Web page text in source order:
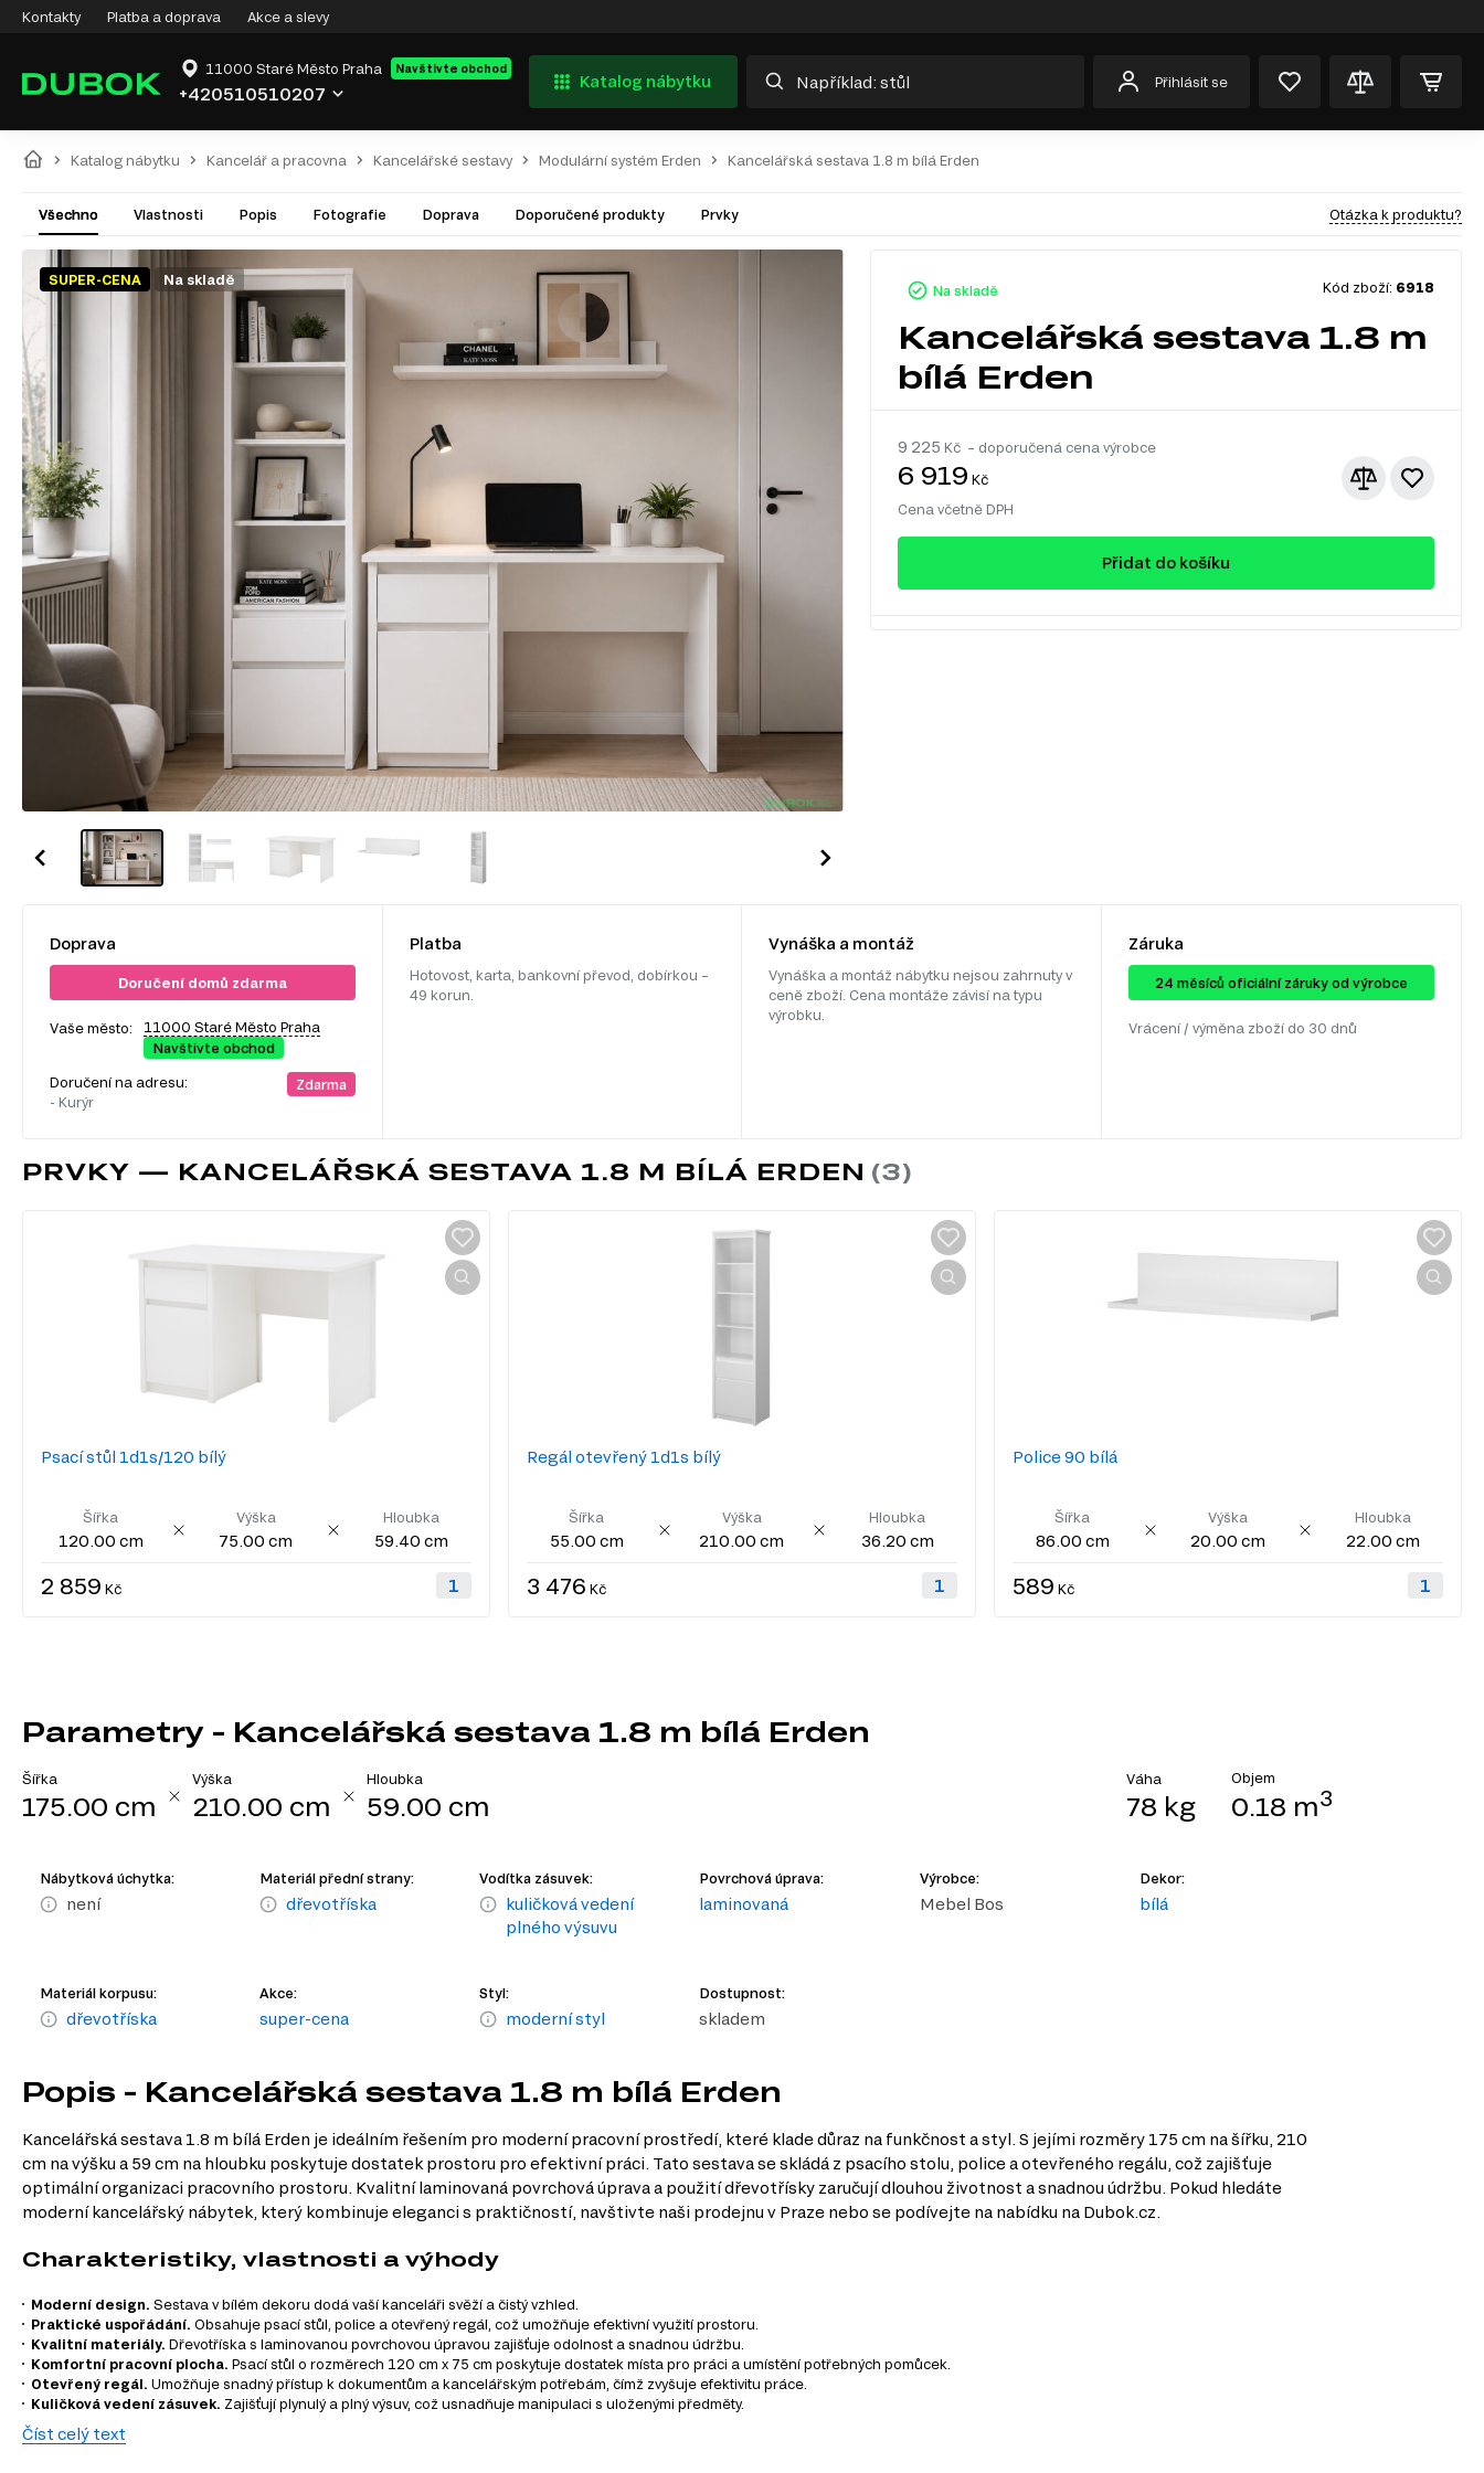
Kontakty Platba a doprava Akce a slevy
11000 Staré Město Praha Navštivte obchod
+420510510207
Katalog nábytku Přihlásit se
Katalog nábytku Kancelář a pracovna Kancelářské sestavy Modulární systém Erden Kancelářská sestava 1.8 m bílá Erden
Všechno Vlastnosti Popis Fotografie Doprava Doporučené produkty Prvky Otázka k produktu?
SUPER-CENA Na skladě
Na skladě Kód zboží: 6918
Kancelářská sestava 1.8 m
bílá Erden
9 225 Kč – doporučená cena výrobce
6 919 Kč
Cena včetně DPH
Přidat do košíku
Doprava
Doručení domů zdarma
Vaše město:
11000 Staré Město Praha
Navštivte obchod
Doručení na adresu:
- Kurýr
Zdarma
Platba
Hotovost, karta, bankovní převod, dobírkou –
49 korun.
Vynáška a montáž
Vynáška a montáž nábytku nejsou zahrnuty v
ceně zboží. Cena montáže závisí na typu
výrobku.
Záruka
24 ​​​​měsíců oficiální záruky od výrobce
Vrácení / výměna zboží do 30 dnů
PRVKY — KANCELÁŘSKÁ SESTAVA 1.8 M BÍLÁ ERDEN
Psací stůl 1d1s/120 bílý
Šířka
120.00 cm
Výška
75.00 cm
Hloubka
59.40 cm
2 859 Kč
Regál otevřený 1d1s bílý
Šířka
55.00 cm
Výška
210.00 cm
Hloubka
36.20 cm
3 476 Kč
Police 90 bílá
Šířka
86.00 cm
Výška
20.00 cm
Hloubka
22.00 cm
589 Kč
Parametry - Kancelářská sestava 1.8 m bílá Erden
Šířka
175.00 cm
Výška
210.00 cm
Hloubka
59.00 cm
Váha
78 kg
Objem
0.18 m3
Nábytková úchytka:
není
Materiál přední strany:
dřevotříska
Vodítka zásuvek:
kuličková vedení
plného výsuvu
Povrchová úprava:
laminovaná
Výrobce:
Mebel Bos
Dekor:
bílá
Materiál korpusu:
dřevotříska
Akce:
super-cena
Styl:
moderní styl
Dostupnost:
skladem
Popis - Kancelářská sestava 1.8 m bílá Erden
Kancelářská sestava 1.8 m bílá Erden je ideálním řešením pro moderní pracovní prostředí, které klade důraz na funkčnost a styl. S jejími rozměry 175 cm na šířku, 210
cm na výšku a 59 cm na hloubku poskytuje dostatek prostoru pro efektivní práci. Tato sestava se skládá z psacího stolu, police a otevřeného regálu, což zajišťuje
optimální organizaci pracovního prostoru. Kvalitní laminovaná povrchová úprava a použití dřevotřísky zaručují dlouhou životnost a snadnou údržbu. Pokud hledáte
moderní kancelářský nábytek, který kombinuje eleganci s praktičností, navštivte naši prodejnu v Praze nebo se podívejte na nabídku na Dubok.cz.
Charakteristiky, vlastnosti a výhody
Moderní design. Sestava v bílém dekoru dodá vaší kanceláři svěží a čistý vzhled.
Praktické uspořádání. Obsahuje psací stůl, police a otevřený regál, což umožňuje efektivní využití prostoru.
Kvalitní materiály. Dřevotříska s laminovanou povrchovou úpravou zajišťuje odolnost a snadnou údržbu.
Komfortní pracovní plocha. Psací stůl o rozměrech 120 cm x 75 cm poskytuje dostatek místa pro práci a umístění potřebných pomůcek.
Otevřený regál. Umožňuje snadný přístup k dokumentům a kancelářským potřebám, čímž zvyšuje efektivitu práce.
Kuličková vedení zásuvek. Zajišťují plynulý a plný výsuv, což usnadňuje manipulaci s uloženými předměty.
Informace o sestavě
Číst celý text